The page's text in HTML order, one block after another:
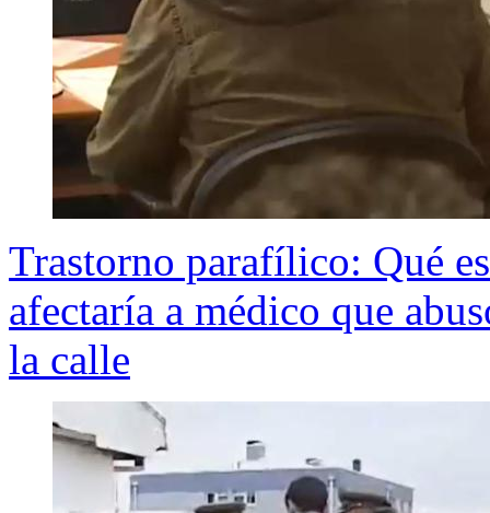
Trastorno parafílico: Qué
afectaría a médico que
la calle